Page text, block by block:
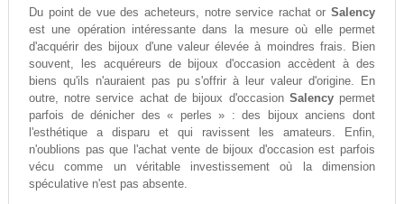
Du point de vue des acheteurs, notre service rachat orSalency
est une opération intéressante dans la mesure où elle permet
d'acquérir des bijoux d'une valeur élevée à moindres frais. Bien
souvent, les acquéreurs de bijoux d'occasion accèdent à des
biens qu'ils n'auraient pas pu s'offrir à leur valeur d'origine. En
outre, notre service achat de bijoux d'occasion Salencypermet
parfois de dénicher des « perles » : des bijoux anciens dont
l'esthétique a disparu et qui ravissent les amateurs. Enfin,
n'oublions pas que l'achat vente de bijoux d'occasion est parfois
vécu comme un véritable investissement où la dimension
spéculative n'est pas absente.